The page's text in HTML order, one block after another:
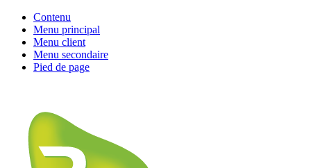
Contenu
Menu principal
Menu client
Menu secondaire
Pied de page